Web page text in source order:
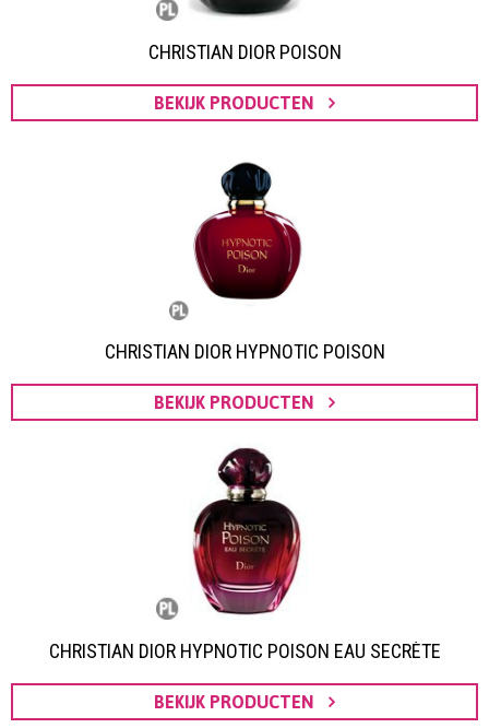
CHRISTIAN DIOR POISON
BEKIJK PRODUCTEN
CHRISTIAN DIOR HYPNOTIC POISON
BEKIJK PRODUCTEN
CHRISTIAN DIOR HYPNOTIC POISON EAU SECRÈTE
BEKIJK PRODUCTEN